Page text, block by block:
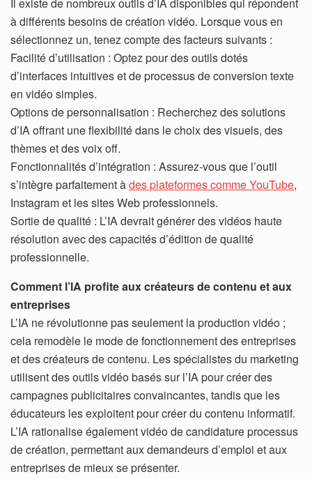
à différents besoins de création vidéo. Lorsque vous en
sélectionnez un, tenez compte des facteurs suivants :
Facilité d’utilisation : Optez pour des outils dotés
d’interfaces intuitives et de processus de conversion texte
en vidéo simples.
Options de personnalisation : Recherchez des solutions
d’IA offrant une flexibilité dans le choix des visuels, des
thèmes et des voix off.
Fonctionnalités d’intégration : Assurez-vous que l’outil
s’intègre parfaitement àdes plateformes comme YouTube,
Instagram et les sites Web professionnels.
Sortie de qualité : L’IA devrait générer des vidéos haute
résolution avec des capacités d’édition de qualité
professionnelle.
Comment l’IA profite aux créateurs de contenu et aux
entreprises
L’IA ne révolutionne pas seulement la production vidéo ;
cela remodèle le mode de fonctionnement des entreprises
et des créateurs de contenu. Les spécialistes du marketing
utilisent des outils vidéo basés sur l’IA pour créer des
campagnes publicitaires convaincantes, tandis que les
éducateurs les exploitent pour créer du contenu informatif.
L’IA rationalise également vidéo de candidature processus
de création, permettant aux demandeurs d’emploi et aux
entreprises de mieux se présenter.